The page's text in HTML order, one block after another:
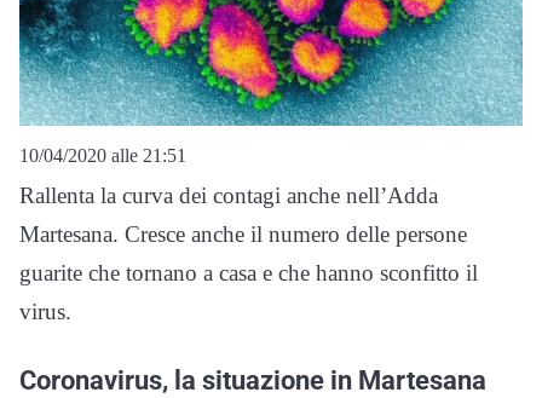
10/04/2020 alle 21:51
Rallenta la curva dei contagi anche nell’Adda
Martesana. Cresce anche il numero delle persone
guarite che tornano a casa e che hanno sconfitto il
virus.
Coronavirus, la situazione in Martesana